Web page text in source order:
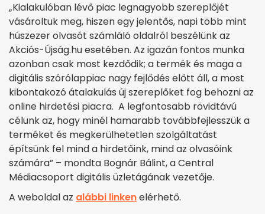
„Kialakulóban lévő piac legnagyobb szereplőjét
vásároltuk meg, hiszen egy jelentős, napi több mint
húszezer olvasót számláló oldalról beszélünk az
Akciós-Újság.hu esetében. Az igazán fontos munka
azonban csak most kezdődik; a termék és maga a
digitális szórólappiac nagy fejlődés előtt áll, a most
kibontakozó átalakulás új szereplőket fog behozni az
online hirdetési piacra. A legfontosabb rövidtávú
célunk az, hogy minél hamarabb továbbfejlesszük a
terméket és megkerülhetetlen szolgáltatást
építsünk fel mind a hirdetőink, mind az olvasóink
számára” – mondta Bognár Bálint, a Central
Médiacsoport digitális üzletágának vezetője.
A weboldal az alábbi linkenelérhető.